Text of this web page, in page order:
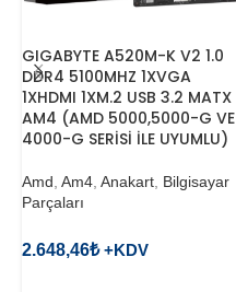
GIGABYTE A520M-K V2 1.0
DDR4 5100MHZ 1XVGA
1XHDMI 1XM.2 USB 3.2 MATX
AM4 (AMD 5000,5000-G VE
4000-G SERİSİ İLE UYUMLU)
Amd ,Am4 ,Anakart Bilgisayar
Parçaları
2.648,46₺